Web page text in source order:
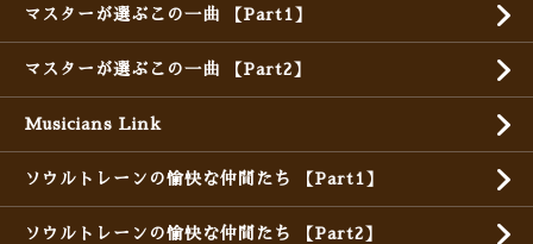
マスターが選ぶこの一曲 【Part1】
マスターが選ぶこの一曲 【Part2】
Musicians Link
ソウルトレーンの愉快な仲間たち 【Part1】
ソウルトレーンの愉快な仲間たち 【Part2】